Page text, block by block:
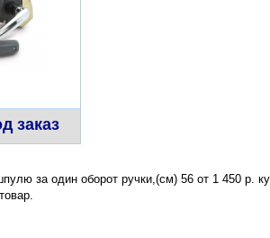
заказ
за один оборот ручки,(см) 56 от 1 450 р.